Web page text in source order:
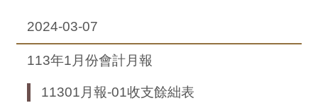
2024-03-07
113年1月份會計月報
11301月報-01收支餘絀表